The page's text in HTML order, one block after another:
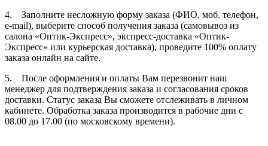
4. Заполните несложную форму заказа (ФИО, моб. телефон,
e-mail), выберите способ получения заказа (самовывоз из
салона «Оптик-Экспресс», экспресс-доставка «Оптик-
Экспресс» или курьерская доставка), проведите 100% оплату
заказа онлайн на сайте.
5. После оформления и оплаты Вам перезвонит наш
менеджер для подтверждения заказа и согласования сроков
доставки. Статус заказа Вы сможете отслеживать в личном
кабинете. Обработка заказа производится в рабочие дни с
08.00 до 17.00 (по московскому времени).